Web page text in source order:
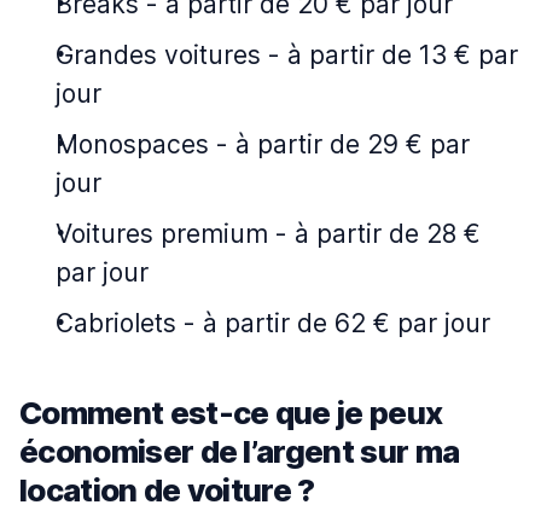
Grandes voitures - à partir de 13 € par
jour
Monospaces - à partir de 29 € par
jour
Voitures premium - à partir de 28 €
par jour
Cabriolets - à partir de 62 € par jour
Comment est-ce que je peux
économiser de l’argent sur ma
location de voiture ?